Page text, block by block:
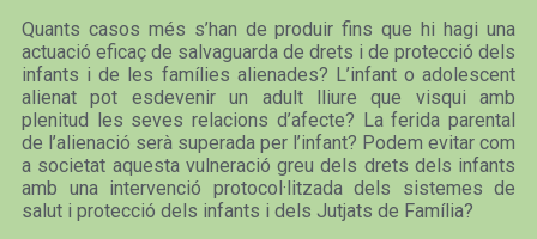
Quants casos més s’han de produir fins que hi hagi una
actuació eficaç de salvaguarda de drets i de protecció dels
infants i de les famílies alienades? L’infant o adolescent
alienat pot esdevenir un adult lliure que visqui amb
plenitud les seves relacions d’afecte? La ferida parental
de l’alienació serà superada per l’infant? Podem evitar com
a societat aquesta vulneració greu dels drets dels infants
amb una intervenció protocol·litzada dels sistemes de
salut i protecció dels infants i dels Jutjats de Família?